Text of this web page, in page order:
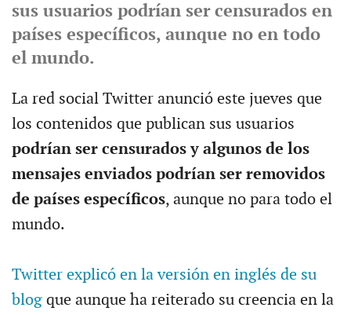
sus usuarios podrían ser censurados en
países específicos, aunque no en todo
el mundo.
La red social Twitter anunció este jueves que
los contenidos que publican sus usuarios
podrían ser censurados y algunos de los
mensajes enviados podrían ser removidos
de países específicos, aunque no para todo el
mundo.
Twitter explicó en la versión en inglés de su
blogque aunque ha reiterado su creencia en la